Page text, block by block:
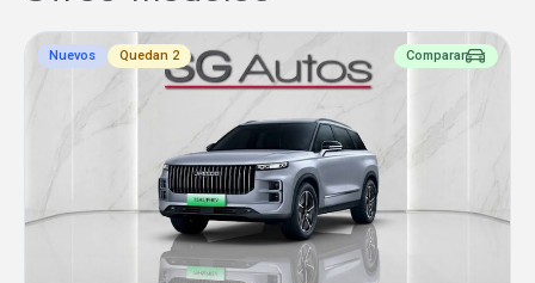
Nuevos Quedan 2 Comparar
Agregar un vehículo
Agregar un vehículo